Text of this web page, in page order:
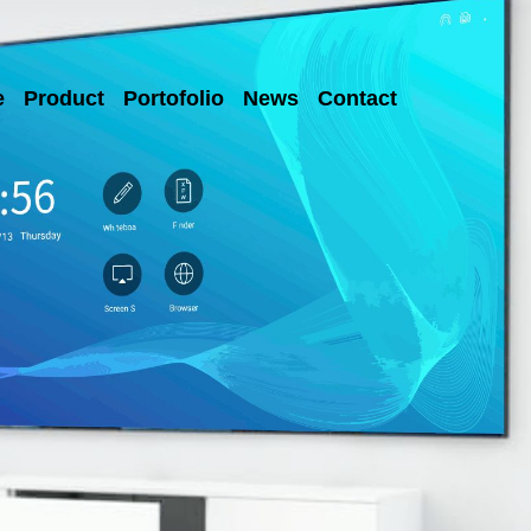
Product Portofolio News Contact